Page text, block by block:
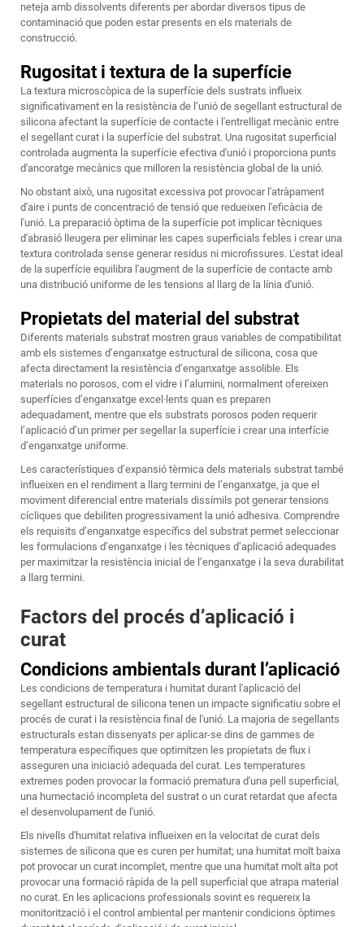
neteja amb dissolvents diferents per abordar diversos tipus de
contaminació que poden estar presents en els materials de
construcció.
Rugositat i textura de la superfície
La textura microscòpica de la superfície dels sustrats influeix
significativament en la resistència de l’unió de segellant estructural de
silicona afectant la superfície de contacte i l'entrelligat mecànic entre
el segellant curat i la superfície del substrat. Una rugositat superficial
controlada augmenta la superfície efectiva d'unió i proporciona punts
d'ancoratge mecànics que milloren la resistència global de la unió.
No obstant això, una rugositat excessiva pot provocar l'atràpament
d'aire i punts de concentració de tensió que redueixen l'eficàcia de
l'unió. La preparació òptima de la superfície pot implicar tècniques
d'abrasió lleugera per eliminar les capes superficials febles i crear una
textura controlada sense generar residus ni microfissures. L'estat ideal
de la superfície equilibra l'augment de la superfície de contacte amb
una distribució uniforme de les tensions al llarg de la línia d'unió.
Propietats del material del substrat
Diferents materials substrat mostren graus variables de compatibilitat
amb els sistemes d’enganxatge estructural de silicona, cosa que
afecta directament la resistència d’enganxatge assolible. Els
materials no porosos, com el vidre i l’alumini, normalment ofereixen
superfícies d’enganxatge excel·lents quan es preparen
adequadament, mentre que els substrats porosos poden requerir
l’aplicació d’un primer per segellar la superfície i crear una interfície
d’enganxatge uniforme.
Les característiques d’expansió tèrmica dels materials substrat també
influeixen en el rendiment a llarg termini de l’enganxatge, ja que el
moviment diferencial entre materials dissímils pot generar tensions
cícliques que debiliten progressivament la unió adhesiva. Comprendre
els requisits d’enganxatge específics del substrat permet seleccionar
les formulacions d’enganxatge i les tècniques d’aplicació adequades
per maximitzar la resistència inicial de l’enganxatge i la seva durabilitat
a llarg termini.
Factors del procés d’aplicació i
curat
Condicions ambientals durant l’aplicació
Les condicions de temperatura i humitat durant l'aplicació del
segellant estructural de silicona tenen un impacte significatiu sobre el
procés de curat i la resistència final de l'unió. La majoria de segellants
estructurals estan dissenyats per aplicar-se dins de gammes de
temperatura específiques que optimitzen les propietats de flux i
asseguren una iniciació adequada del curat. Les temperatures
extremes poden provocar la formació prematura d'una pell superficial,
una humectació incompleta del sustrat o un curat retardat que afecta
el desenvolupament de l'unió.
Els nivells d'humitat relativa influeixen en la velocitat de curat dels
sistemes de silicona que es curen per humitat; una humitat molt baixa
pot provocar un curat incomplet, mentre que una humitat molt alta pot
provocar una formació ràpida de la pell superficial que atrapa material
no curat. En les aplicacions professionals sovint es requereix la
monitorització i el control ambiental per mantenir condicions òptimes